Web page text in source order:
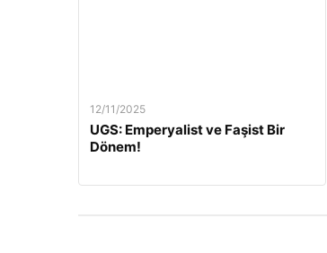
12/11/2025
UGS: Emperyalist ve Faşist Bir
Dönem!